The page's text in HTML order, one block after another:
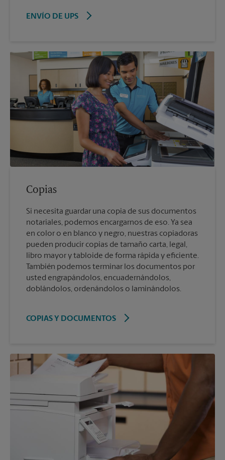
ENVÍO DE UPS
Copias
Si necesita guardar una copia de sus documentos
notariales, podemos encargarnos de eso. Ya sea
en color o en blanco y negro, nuestras copiadoras
pueden producir copias de tamaño carta, legal,
libro mayor y tabloide de forma rápida y eficiente.
También podemos terminar los documentos por
usted engrapándolos, encuadernándolos,
doblándolos, ordenándolos o laminándolos.
COPIAS Y DOCUMENTOS